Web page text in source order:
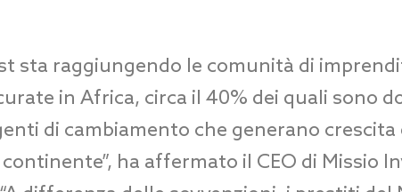
sta raggiungendo le comunità di
in Africa, circa il 40% dei quali sono
di cambiamento che generano crescita
ha affermato il CEO di Missio